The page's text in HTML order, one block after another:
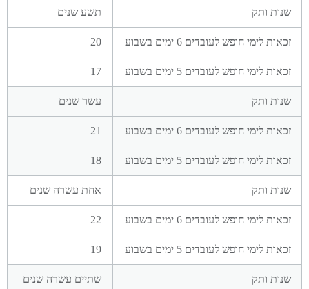
תשע שנים
20
17
עשר שנים
21
18
אחת עשרה שנים
22
19
שתיים עשרה שנים